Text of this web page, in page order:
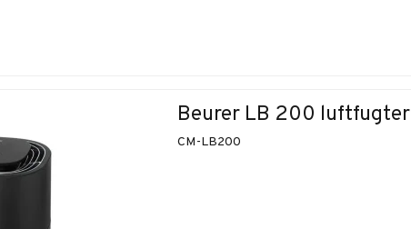
Beurer LB 200 luftfugter
CM-LB200